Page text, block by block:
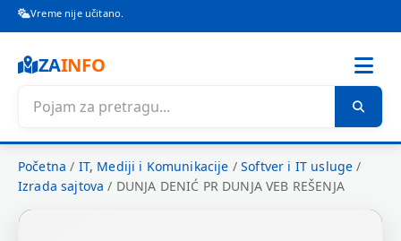
Vreme nije učitano.
ZAINFO
Početna / IT, Mediji i Komunikacije /Softver i IT usluge /
Izrada sajtova / DUNJA DENIĆ PR DUNJA VEB REŠENJA